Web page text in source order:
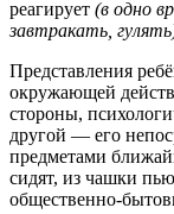
реагирует (в одно
завтракать,
Представления
окружающей
стороны,
другой — его
предметами
сидят, из чашки
общественно-